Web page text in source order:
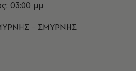
03:00 μμ
- ΣΜΥΡΝΗΣ